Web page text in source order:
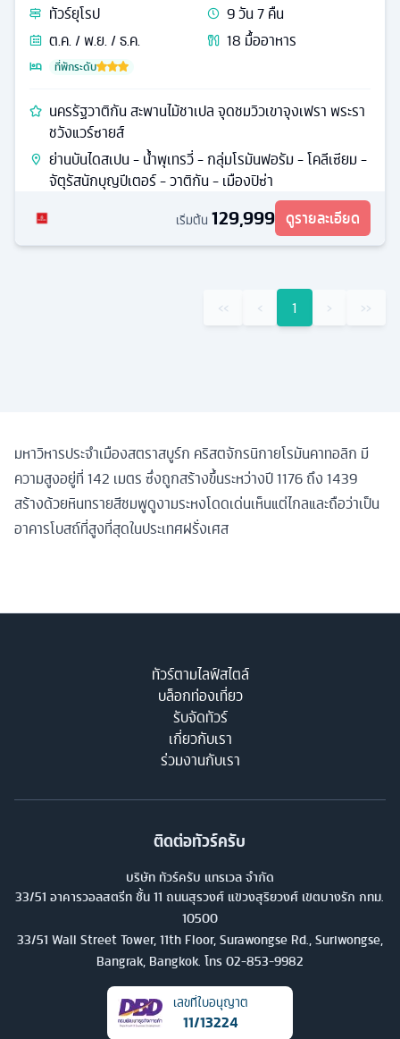
ทัวร์ยุโรป 9วัน7คืน
ต.ค. / พ.ย. / ธ.ค.
18 มื้ออาหาร
ที่พักระดับ
นครรัฐวาติกัน สะพานไม้ชาเปล จุดชมวิวเขาจุงเฟรา พระรา
ชวังแวร์ซายส์
ย่านบันไดสเปน - น้ำพุเทรวี่ - กลุ่มโรมันฟอรัม - โคลีเซียม -
จัตุรัสนักบุญปีเตอร์ - วาติกัน - เมืองปิซ่า
เริ่มต้น 129,999 ดูรายละเอียด
‹‹ ‹ 1 › ››
มหาวิหารประจำเมืองสตราสบูร์ก คริสตจักรนิกายโรมันคาทอลิก มี
ความสูงอยู่ที่ 142 เมตร ซึ่งถูกสร้างขึ้นระหว่างปี 1176 ถึง 1439
สร้างด้วยหินทรายสีชมพูดูงามระหงโดดเด่นเห็นแต่ไกลและถือว่าเป็น
อาคารโบสถ์ที่สูงที่สุดในประเทศฝรั่งเศส
ทัวร์ตามไลฟ์สไตล์
บล็อกท่องเที่ยว
รับจัดทัวร์
เกี่ยวกับเรา
ร่วมงานกับเรา
ติดต่อทัวร์ครับ
บริษัท ทัวร์ครับ แทรเวล จำกัด
33/51 อาคารวอลสตรีท ชั้น 11 ถนนสุรวงศ์ แขวงสุริยวงศ์ เขตบางรัก กทม.
10500
33/51 Wall Street Tower, 11th Floor, Surawongse Rd., Suriwongse,
Bangrak, Bangkok. โทร 02-853-9982
เลขที่ใบอนุญาต
11/13224